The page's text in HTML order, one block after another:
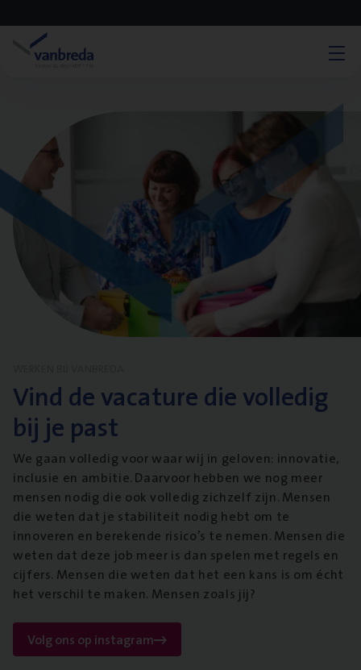
Vind de vacature die volledig
bij je past
We gaan volledig voor waar wij in geloven: innovatie,
inclusie en ambitie. Daarvoor hebben we nog meer
mensen nodig die ook volledig zichzelf zijn. Mensen
die weten dat je stabiliteit nodig hebt om te
innoveren en berekende risico’s te nemen. Mensen die
weten dat deze job meer is dan spelen met regels en
cijfers. Mensen die weten dat het een kans is om écht
het verschil te maken. Mensen zoals jij?
Volg ons op instagram